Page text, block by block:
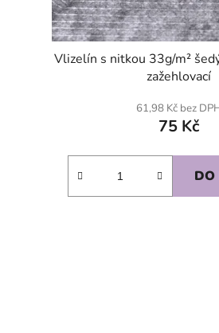
Vlizelín s nitkou 33g/m²
zažehlovací
61,98 Kč bez
75 Kč
DO